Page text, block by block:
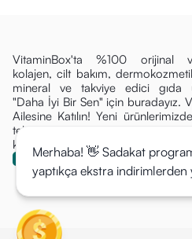
VitaminBox'ta %100 orijinal
kolajen, cilt bakım,
mineral ve takviye edici gıda
"Daha İyi Bir Sen" için buradayız.
Ailesine Katılın! Yeni
tekliflerden ilk siz haberdar olun,
kaçırmayın!
Merhaba! 👋 Sadakat
yaptıkça ekstra indirimlerden